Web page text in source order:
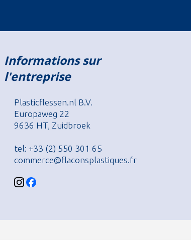
Informations sur
l'entreprise
Plasticflessen.nl B.V.
Europaweg 22
9636 HT, Zuidbroek
tel: +33 (2) 550 301 65
commerce@flaconsplastiques.fr